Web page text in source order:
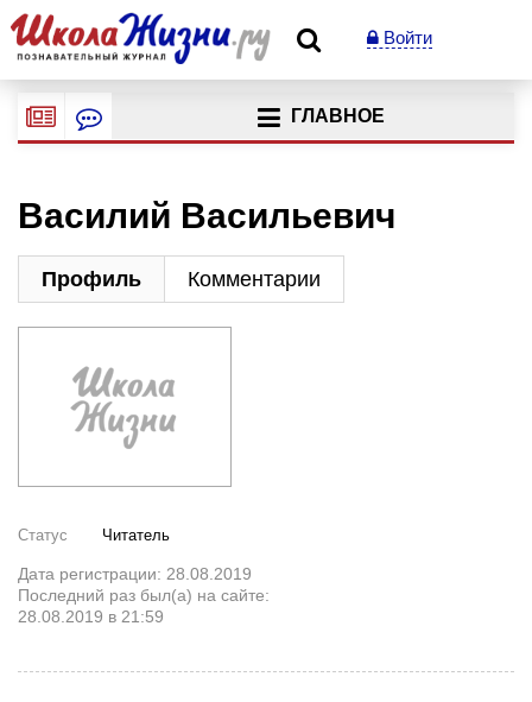
Войти
ГЛАВНОЕ
Василий Васильевич
Профиль Комментарии
Статус Читатель
Дата регистрации: 28.08.2019
Последний раз был(а) на сайте:
28.08.2019 в 21:59